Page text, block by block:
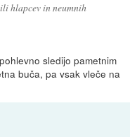
hlapcev in neumnih
sledijo pametnim
buča, pa vsak vleče na